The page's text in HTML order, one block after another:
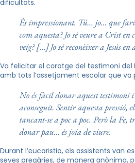
dificultats.
És impressionant. Tú… jo… que
com aquesta? Jo sé veure a Crist
veig? […] Jo sé reconèixer a Jesús
Va felicitar el coratge del testimoni
amb tots l’assetjament escolar que va
No és fàcil donar aquest testimoni i
aconseguit. Sentir aquesta pressió, el
tancant-se a poc a poc. Però la Fe,
donar pau… és joia de viure.
Durant l’eucaristia, els assistents van
seves pregàries, de manera anònima,